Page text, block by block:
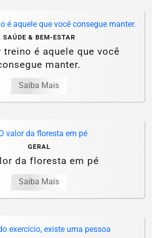
SAÚDE & BEM-ESTAR
treino é aquele que você
manter.
Saiba Mais
GERAL
da floresta em pé
Saiba Mais